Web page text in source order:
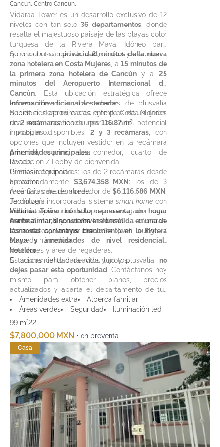
Cancún, Centro Cancun,
Vidaraa Tower es un desarrollo exclusivo de 12
niveles con tan solo 36 departamentos , donde
resalta el majestuoso paisaje de las playas color
turquesa de la Riviera Maya. Idóneo para
quienes buscanprivacidad, confort y placidez.
Se encuentra ubicado a2 minutos de la nueva
zona hotelera en Costa Mujeres , a 15 minutos de
la primera zona hotelera de Cancún y a 25
minutos del Aeropuerto Internacional de
Cancún. Esta ubicación estratégica ofrece
acceso directo al mar, además de plusvalía
debido al desarrollo creciente de Costa Mujeres,
una zona reconocida por su alto potencial
inmobiliario.
Información adicional destacada:
Superficies aproximadas: ejemplos de unidades
de2 recámarastienen unos116.87 m².
Tipologías disponibles: 2 y 3 recámaras , con
opciones que incluyen vestidor en la recámara
principal, cocina, sala-comedor, cuarto de
lavado.
Precios referenciales: los de 2 recámaras desde
aproximadamente $3,674,358 MXN ; los de 3
recámaras desde alrededor de $6,116,586 MXN .
Tecnología incorporada: sistema smart home con
administración desde app o navegador para
controlar dispositivos como cámaras,
termostatos, alarmas, etc.
Amenidades principales:
Recepción / Lobby de bienvenida.
Gimnasio equipado.
Elevador.
Área Grill para reuniones.
Jardín zen.
Ludoteca y área infantil.
Alberca infantil y alberca familiar.
Zona de camastros húmedos (wet lounge /
sunbeds húmedos).
Vestidores y área de regaderas.
Estacionamiento para autos y motos.
Vidaraa Tower no solo representa un hogar
frente al mar, sino una inversión sólida en una de
las zonas con mayor crecimiento en la Riviera
Maya y amenidades de nivel residencial-
hotelero.
Si buscas calidad de vida, lujo y plusvalía, no
dejes pasar esta oportunidad. Contáctanos hoy
mismo para obtener planos, precios
actualizados y aparta el departamento de tus
sueños en Vidaraa Tower. ¡Tu hogar junto al mar
te espera!
Amenidades extra
Alberca familiar
Áreas verdes
Seguridad
Iluminación led
99 m²22
$7,800,000 MXN • en preventa
Casa